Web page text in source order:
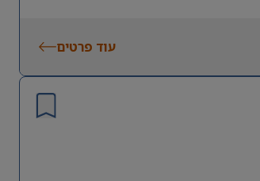
עוד פרטים